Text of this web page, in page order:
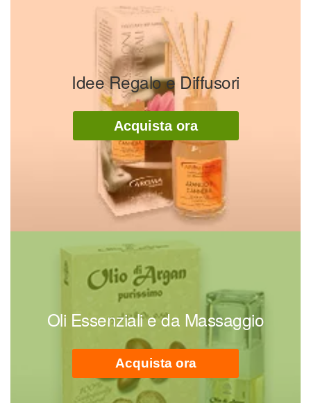
64,00 €.
Idee Regalo e Diffusori
Acquista ora
Oli Essenziali e da Massaggio
Acquista ora